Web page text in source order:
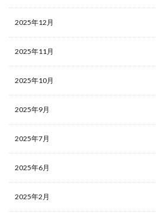
2025年12月
2025年11月
2025年10月
2025年9月
2025年7月
2025年6月
2025年2月